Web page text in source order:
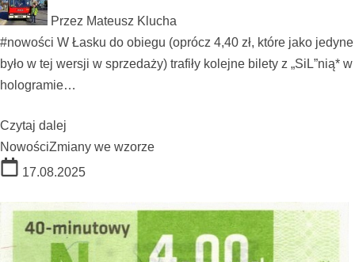
Przez Mateusz Klucha
#nowości W Łasku do obiegu (oprócz 4,40 zł, które jako jedyne
było w tej wersji w sprzedaży) trafiły kolejne bilety z „SiL”nią* w
hologramie…
Czytaj dalej
NowościZmiany we wzorze
17.08.2025